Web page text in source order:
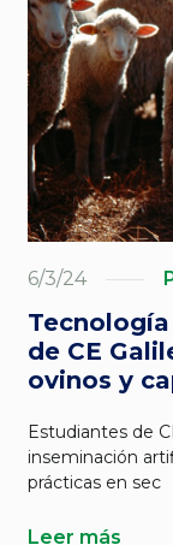
6/3/24
de CE
ovinos y
Estudiantes de
inseminación
prácticas en sec
Leer más